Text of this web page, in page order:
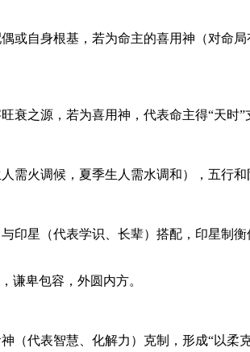
或自身根基，若为命主的喜用神（对命
衰之源，若为喜用神，代表命主得“天时
需火调候，夏季生人需水调和），五行
印星（代表学识、长辈）搭配，印星制
谦卑包容，外圆内方。
（代表智慧、化解力）克制，形成“以柔